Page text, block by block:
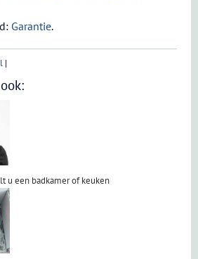
Garantie.
|
u een badkamer of keuken